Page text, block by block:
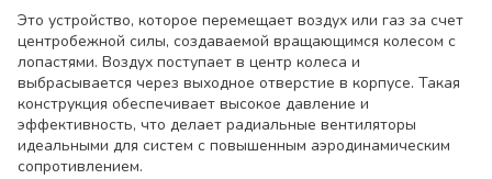
Это устройство, которое перемещает воздух или газ за счет
центробежной силы, создаваемой вращающимся колесом с
лопастями. Воздух поступает в центр колеса и
выбрасывается через выходное отверстие в корпусе. Такая
конструкция обеспечивает высокое давление и
эффективность, что делает радиальные вентиляторы
идеальными для систем с повышенным аэродинамическим
сопротивлением.